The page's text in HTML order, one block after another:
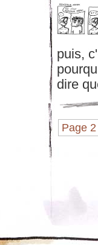
puis,
dire
Page